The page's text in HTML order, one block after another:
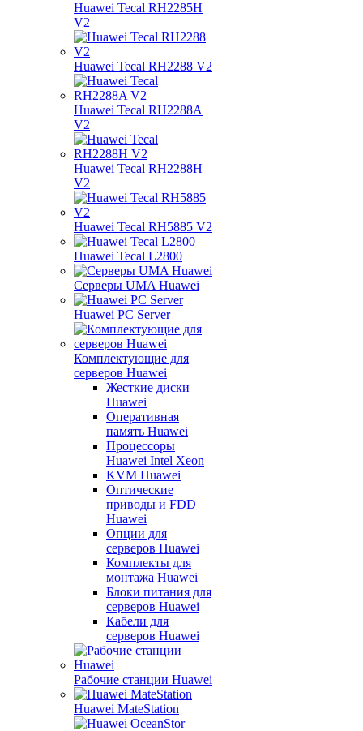
Huawei Tecal RH2285H
V2
Huawei Tecal RH2288 V2
Huawei Tecal RH2288A
V2
Huawei Tecal RH2288H
V2
Huawei Tecal RH5885 V2
Huawei Tecal L2800
Серверы UMA Huawei
Huawei PC Server
Комплектующие для
серверов Huawei
Жесткие диски
Huawei
Оперативная
память Huawei
Процессоры
Huawei Intel Xeon
KVM Huawei
Оптические
приводы и FDD
Huawei
Опции для
серверов Huawei
Комплекты для
монтажа Huawei
Блоки питания для
серверов Huawei
Кабели для
серверов Huawei
Рабочие станции Huawei
Huawei MateStation